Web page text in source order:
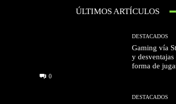
0
ÚLTIMOS ARTÍCULOS
DESTACADOS
Gaming vía
y desventajas
forma de
DESTACADOS